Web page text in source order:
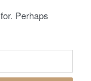
Perhaps